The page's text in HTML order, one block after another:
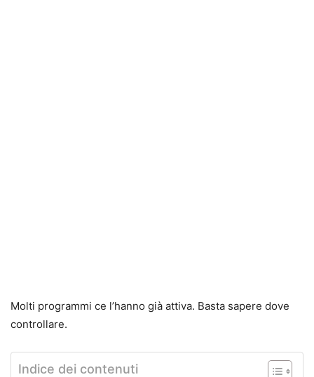
Molti programmi ce l’hanno già attiva. Basta sapere dove
controllare.
Indice dei contenuti